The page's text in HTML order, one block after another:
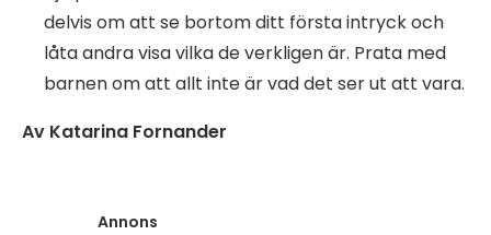
delvis om att se bortom ditt första intryck och
låta andra visa vilka de verkligen är. Prata med
barnen om att allt inte är vad det ser ut att vara.
Av Katarina Fornander
Annons